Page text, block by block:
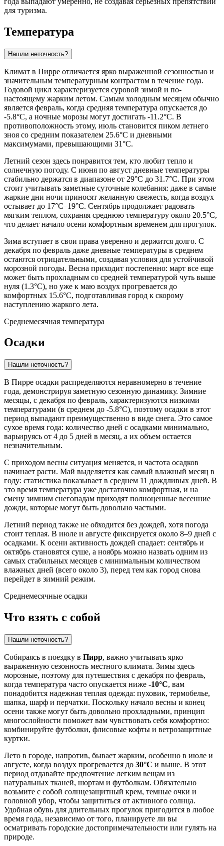
для туризма.
Температура
Нашли неточность?
Климат в Пирре отличается ярко выраженной сезонностью и
значительным температурным контрастом в течение года.
Годовой цикл характеризуется суровой зимой и по-
настоящему жарким летом. Самым холодным месяцем обычно
является февраль, когда средняя температура опускается до
-5.8°C, а ночные морозы могут достигать -11.2°C. В
противоположность этому, июль становится пиком летнего
зноя со средним показателем 25.6°C и дневными
максимумами, превышающими 31°C.
Летний сезон здесь понравится тем, кто любит тепло и
солнечную погоду. С июня по август дневные температуры
стабильно держатся в диапазоне от 29°C до 31.7°C. При этом
стоит учитывать заметные суточные колебания: даже в самые
жаркие дни ночи приносят желанную свежесть, когда воздух
остывает до 17°C–19°C. Сентябрь продолжает радовать
мягким теплом, сохраняя среднюю температуру около 20.5°C,
что делает начало осени комфортным временем для прогулок.
Зима вступает в свои права уверенно и держится долго. С
декабря по февраль даже дневные температуры в среднем
остаются отрицательными, создавая условия для устойчивой
морозной погоды. Весна приходит постепенно: март все еще
может быть прохладным со средней температурой чуть выше
нуля (1.3°C), но уже к маю воздух прогревается до
комфортных 15.6°C, подготавливая город к скорому
наступлению жаркого лета.
Среднемесячная температура
Осадки
Нашли неточность?
В Пирре осадки распределяются неравномерно в течение
года, демонстрируя заметную сезонную динамику. Зимние
месяцы, с декабря по февраль, характеризуются низкими
температурами (в среднем до -5.8°C), поэтому осадки в этот
период выпадают преимущественно в виде снега. Это самое
сухое время года: количество дней с осадками минимально,
варьируясь от 4 до 5 дней в месяц, а их объем остается
незначительным.
С приходом весны ситуация меняется, и частота осадков
начинает расти. Май выделяется как самый влажный месяц в
году: статистика показывает в среднем 11 дождливых дней. В
это время температура уже достаточно комфортная, и на
смену зимним снегопадам приходят полноценные весенние
дожди, которые могут быть довольно частыми.
Летний период также не обходится без дождей, хотя погода
стоит теплая. В июле и августе фиксируется около 8–9 дней с
осадками. К осени активность дождей спадает: сентябрь и
октябрь становятся суше, а ноябрь можно назвать одним из
самых стабильных месяцев с минимальным количеством
влажных дней (всего около 3), перед тем как город снова
перейдет в зимний режим.
Среднемесячные осадки
Что взять с собой
Нашли неточность?
Собираясь в поездку в Пирр, важно учитывать ярко
выраженную сезонность местного климата. Зимы здесь
морозные, поэтому для путешествия с декабря по февраль,
когда температура часто опускается ниже -10°C, вам
понадобится надежная теплая одежда: пуховик, термобелье,
шапка, шарф и перчатки. Поскольку начало весны и конец
осени также могут быть довольно прохладными, принцип
многослойности поможет вам чувствовать себя комфортно:
комбинируйте футболки, флисовые кофты и ветрозащитные
куртки.
Лето в городе, напротив, бывает жарким, особенно в июле и
августе, когда воздух прогревается до 30°C и выше. В этот
период отдавайте предпочтение легким вещам из
натуральных тканей, шортам и футболкам. Обязательно
возьмите с собой солнцезащитный крем, темные очки и
головной убор, чтобы защититься от активного солнца.
Удобная обувь для длительных прогулок пригодится в любое
время года, независимо от того, планируете ли вы
осматривать городские достопримечательности или гулять на
природе.